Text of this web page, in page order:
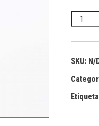
Young
SKU: N/